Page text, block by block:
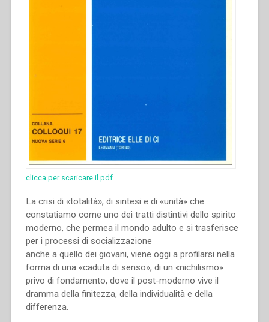
clicca per scaricare il pdf
La crisi di «totalità», di sintesi e di «unità» che
constatiamo come uno dei tratti distintivi dello spirito
moderno, che permea il mondo adulto e si trasferisce
per i processi di socializzazione
anche a quello dei giovani, viene oggi a profilarsi nella
forma di una «caduta di senso», di un «nichilismo»
privo di fondamento, dove il post-moderno vive il
dramma della finitezza, della individualità e della
differenza.